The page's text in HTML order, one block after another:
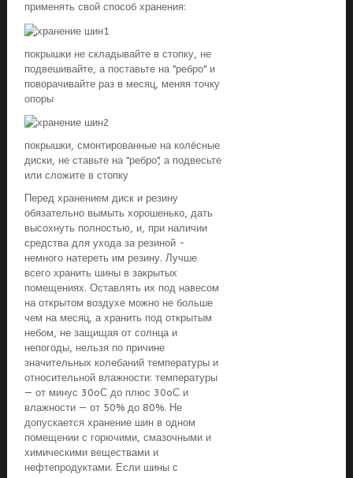
применять свой способ хранения:
покрышки не складывайте в стопку, не
подвешивайте, а поставьте на "ребро" и
поворачивайте раз в месяц, меняя точку
опоры
покрышки, смонтированные на колёсные
диски, не ставьте на "ребро", а подвесьте
или сложите в стопку
Перед хранением диск и резину
обязательно вымыть хорошенько, дать
высохнуть полностью, и, при наличии
средства для ухода за резиной -
немного натереть им резину. Лучше
всего хранить шины в закрытых
помещениях. Оставлять их под навесом
на открытом воздухе можно не больше
чем на месяц, а хранить под открытым
небом, не защищая от солнца и
непогоды, нельзя по причине
значительных колебаний температуры и
относительной влажности: температуры
— от минус 30oС до плюс 30oС и
влажности — от 50% до 80%. Не
допускается хранение шин в одном
помещении с горючими, смазочными и
химическими веществами и
нефтепродуктами. Если шины с